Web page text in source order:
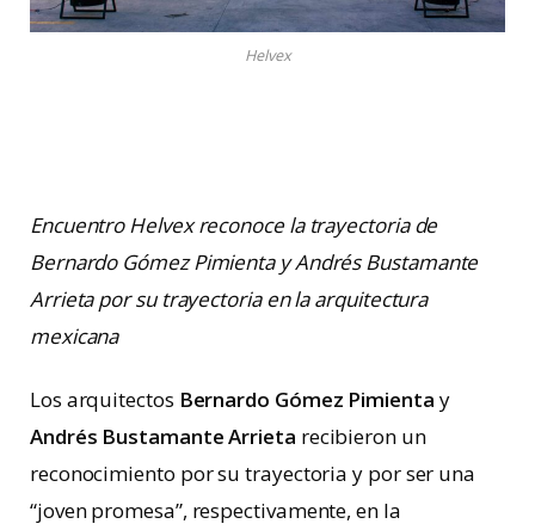
Helvex
Encuentro Helvex reconoce la trayectoria de
Bernardo Gómez Pimienta y Andrés Bustamante
Arrieta por su trayectoria en la arquitectura
mexicana
Los arquitectos Bernardo Gómez Pimienta y
Andrés Bustamante Arrieta recibieron un
reconocimiento por su trayectoria y por ser una
“joven promesa”, respectivamente, en la